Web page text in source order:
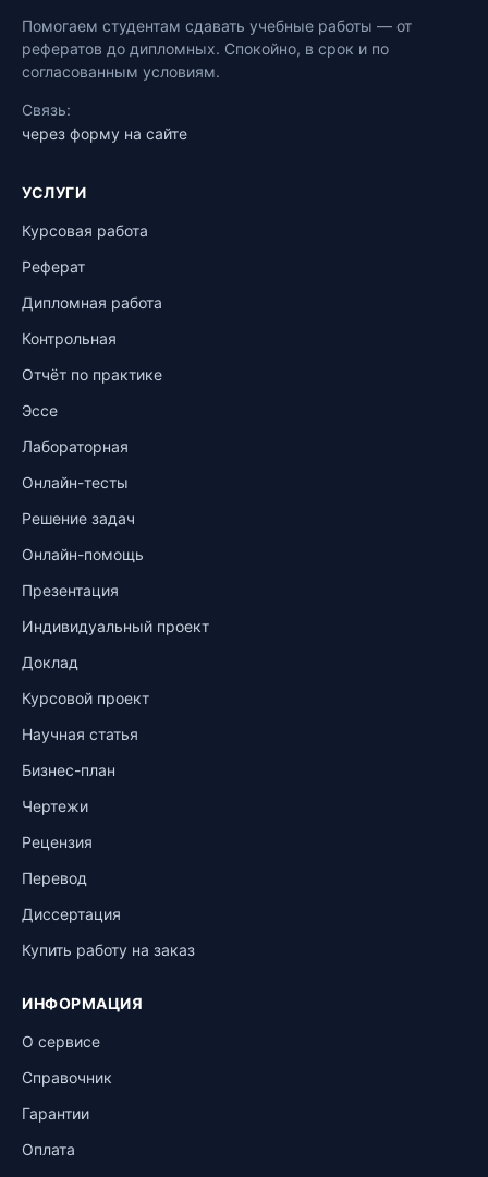
Помогаем студентам сдавать учебные работы — от
рефератов до дипломных. Спокойно, в срок и по
согласованным условиям.
Связь:
через форму на сайте
УСЛУГИ
Курсовая работа
Реферат
Дипломная работа
Контрольная
Отчёт по практике
Эссе
Лабораторная
Онлайн-тесты
Решение задач
Онлайн-помощь
Презентация
Индивидуальный проект
Доклад
Курсовой проект
Научная статья
Бизнес-план
Чертежи
Рецензия
Перевод
Диссертация
Купить работу на заказ
ИНФОРМАЦИЯ
О сервисе
Справочник
Гарантии
Оплата